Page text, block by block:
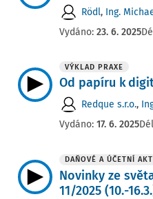
Rödl, Ing.
Vydáno: 23. 6. 2025
VÝKLAD PRAXE
Od papíru k
Redque s.r.o.,
Vydáno: 17. 6. 2025
DAŇOVÉ A ÚČETNÍ
Novinky ze
11/2025 (10.-